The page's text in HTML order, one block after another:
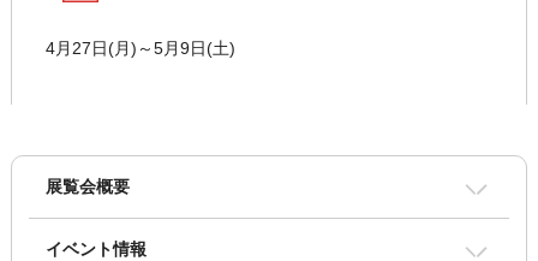
4月27日(月)～5月9日(土)
展覧会概要
イベント情報